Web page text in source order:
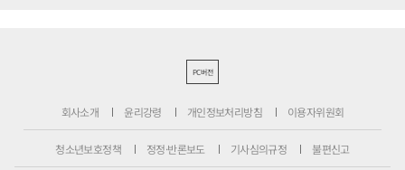
PC버전
회사소개 윤리강령 개인정보처리방침 이용자위원회
청소년보호정책 정정·반론보도 기사심의규정 불편신고